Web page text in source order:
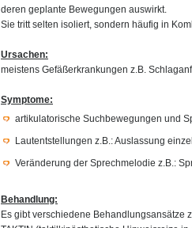
deren geplante Bewegungen auswirkt.
Sie tritt selten isoliert, sondern häufig in
Ursachen:
meistens Gefäßerkrankungen z.B.
Symptome:
artikulatorische Suchbewegungen und
Lautentstellungen z.B.: Auslassung
Veränderung der Sprechmelodie z.B.:
Behandlung:
Es gibt verschiedene Behandlungsansätze